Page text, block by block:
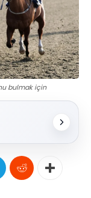
bulmak için